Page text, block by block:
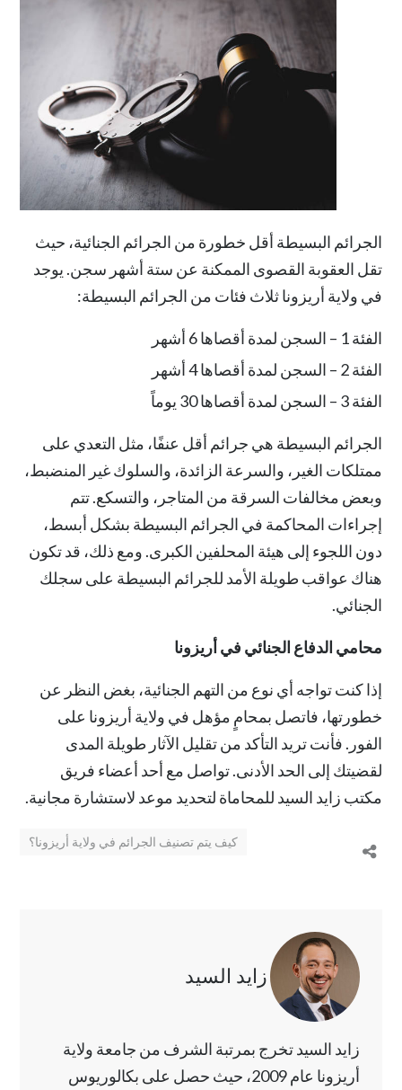
الجرائم البسيطة أقل خطورة من الجرائم الجنائية، حيث
تقل العقوبة القصوى الممكنة عن ستة أشهر سجن. يوجد
في ولاية أريزونا ثلاث فئات من الجرائم البسيطة:
الفئة 1 – السجن لمدة أقصاها 6 أشهر
الفئة 2 – السجن لمدة أقصاها 4 أشهر
الفئة 3 – السجن لمدة أقصاها 30 يوماً
الجرائم البسيطة هي جرائم أقل عنفًا، مثل التعدي على
ممتلكات الغير، والسرعة الزائدة، والسلوك غير المنضبط،
وبعض مخالفات السرقة من المتاجر، والتسكع. تتم
إجراءات المحاكمة في الجرائم البسيطة بشكل أبسط،
دون اللجوء إلى هيئة المحلفين الكبرى. ومع ذلك، قد تكون
هناك عواقب طويلة الأمد للجرائم البسيطة على سجلك
الجنائي.
محامي الدفاع الجنائي في أريزونا
إذا كنت تواجه أي نوع من التهم الجنائية، بغض النظر عن
خطورتها، فاتصل بمحامٍ مؤهل في ولاية أريزونا على
الفور. فأنت تريد التأكد من تقليل الآثار طويلة المدى
لقضيتك إلى الحد الأدنى. تواصل مع أحد أعضاء فريق
مكتب زايد السيد للمحاماة لتحديد موعد لاستشارة مجانية.
كيف يتم تصنيف الجرائم في ولاية أريزونا؟
زايد السيد
زايد السيد تخرج بمرتبة الشرف من جامعة ولاية
أريزونا عام 2009، حيث حصل على بكالوريوس